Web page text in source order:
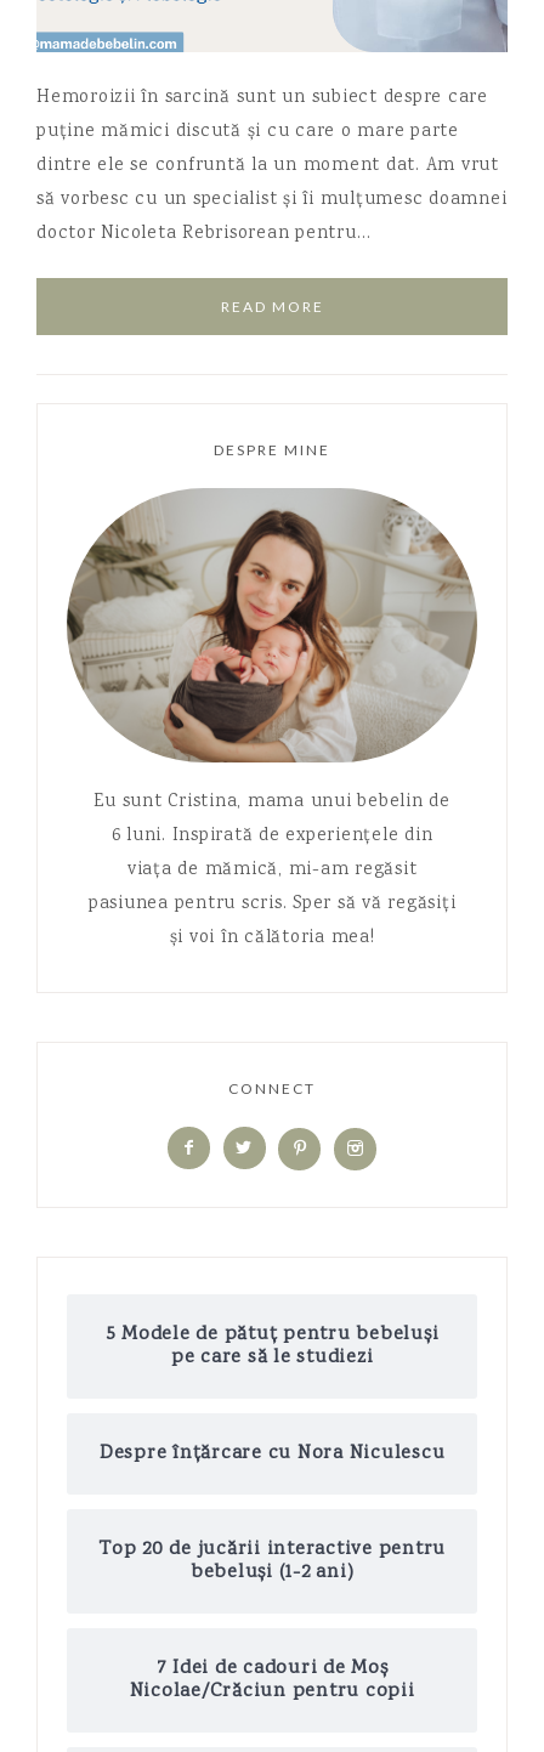
Hemoroizii în sarcină sunt un subiect despre care
puține mămici discută și cu care o mare parte
dintre ele se confruntă la un moment dat. Am vrut
să vorbesc cu un specialist și îi mulțumesc doamnei
doctor Nicoleta Rebrisorean pentru…
READ MORE
DESPRE MINE
Eu sunt Cristina, mama unui bebelin de
6 luni. Inspirată de experiențele din
viața de mămică, mi-am regăsit
pasiunea pentru scris. Sper să vă regăsiți
și voi în călătoria mea!
CONNECT
5 Modele de pătuț pentru bebeluși
pe care să le studiezi
Despre înțărcare cu Nora Niculescu
Top 20 de jucării interactive pentru
bebeluși (1-2 ani)
7 Idei de cadouri de Moș
Nicolae/Crăciun pentru copii